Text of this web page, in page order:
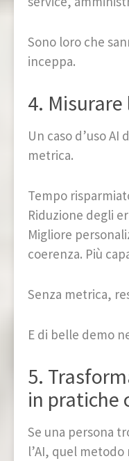
Sono loro che
inceppa.
4.
Un caso d’uso AI
metrica.
Tempo
Riduzione degli
Migliore
coerenza. Più
Senza metrica,
E di belle demo
5.
in pratiche
Se una persona
l’AI, quel